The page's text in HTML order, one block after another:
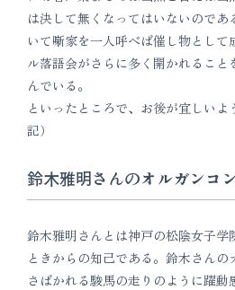
は決して無くなってはいないのであ
いて噺家を一人呼べば催し物として
ル落語会がさらに多く開かれるこ
んでいる。
といったところで、お後が宜しい
記）
鈴木雅明さんのオルガンコ
鈴木雅明さんとは神戸の松陰女子学
ときからの知己である。鈴木さん
さばかれる駿馬の走りのように躍